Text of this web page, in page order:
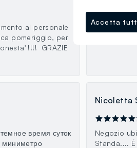
al personale
pomeriggio, per
!!!! GRAZIE
Migliore
время суток
миниметро
Nicoletta
Negozio
Standa....
Accetta